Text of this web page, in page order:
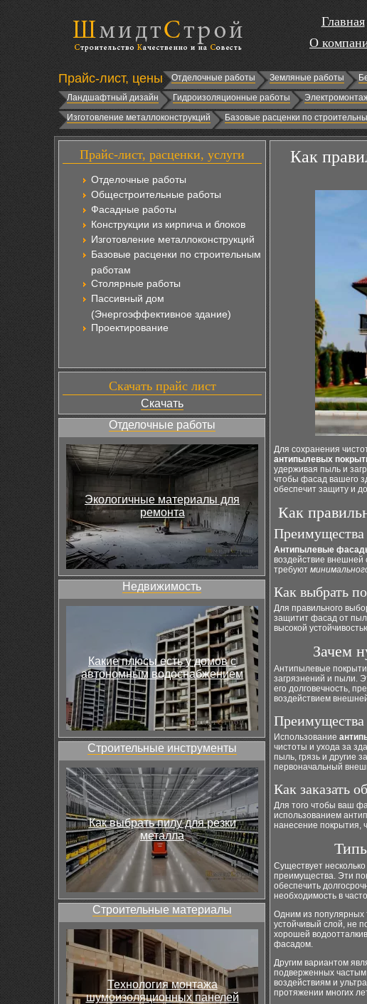
Главная
О
Прайс-лист, цены Отделочные работы Земляные работы
Ландшафтный дизайн
Гидроизоляционные работы
Изготовление металлоконструкций
Базовые расценки по
Прайс-лист, расценки, услуги
Отделочные работы
Общестроительные работы
Фасадные работы
Конструкции из кирпича и блоков
Изготовление металлоконструкций
Базовые расценки по строительным
работам
Столярные работы
Пассивный дом
(Энергоэффективное здание)
Проектирование
Скачать прайс лист
Скачать
Отделочные работы
Экологичные материалы для
ремонта
Недвижимость
Какие плюсы есть у домов с
автономным водоснабжением
Строительные инструменты
Как выбрать пилу для резки
металла
Строительные материалы
Технология монтажа
шумоизоляционных панелей
Как
Для сохранения
антипылевых
удерживая пыль и
чтобы фасад вашего
обеспечит защиту и
Как
Преимущества
Антипылевые
воздействие внешней
требуют
Как выбрать
Для правильного
защитит фасад от
высокой
Зачем
Антипылевые
загрязнений и пыли.
его долговечность,
воздействием
Преимущества
Использование
чистоты и ухода за
пыль, грязь и другие
первоначальный
Как заказать
Для того чтобы ваш
использованием
нанесение покрытия,
Существует
преимущества. Эти
обеспечить
необходимость в
Одним из популярных
устойчивый слой, не
хорошей
фасадом.
Другим вариантом
подверженных частым
воздействиям и
протяжении многих